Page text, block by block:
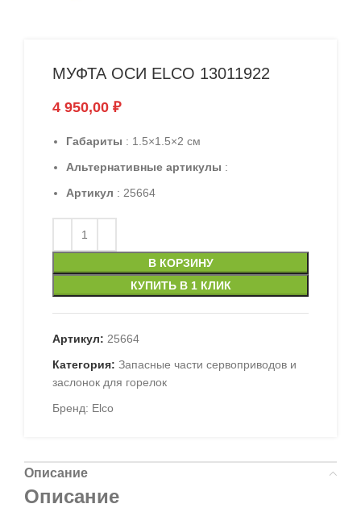
МУФТА ОСИ ELCO 13011922
4 950,00 ₽
Габариты : 1.5×1.5×2 см
Альтернативные артикулы :
Артикул : 25664
В КОРЗИНУ
КУПИТЬ В 1 КЛИК
Артикул: 25664
Категория: Запасные части сервоприводов и
заслонок для горелок
Бренд: Elco
Описание
Описание